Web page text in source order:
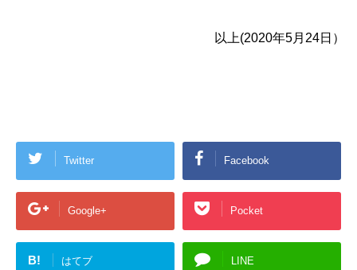
以上(2020年5月24日）
Twitter Facebook
Google+ Pocket
B! はてブ LINE